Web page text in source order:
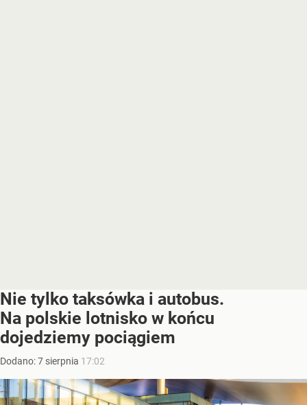
Nie tylko taksówka i autobus.
Na polskie lotnisko w końcu
dojedziemy pociągiem
Dodano:7 sierpnia 17:02